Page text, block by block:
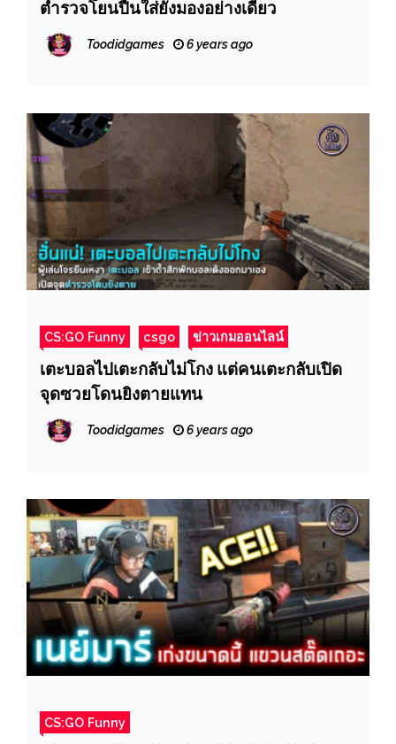
ตำรวจโยนปืนใส่ยังมองอย่างเดียว
Toodidgames 6 years ago
CS:GO Funny csgo ข่าวเกมออนไลน์
เตะบอลไปเตะกลับไม่โกง แต่คนเตะกลับเปิด
จุดซวยโดนยิงตายแทน
Toodidgames 6 years ago
CS:GO Funny